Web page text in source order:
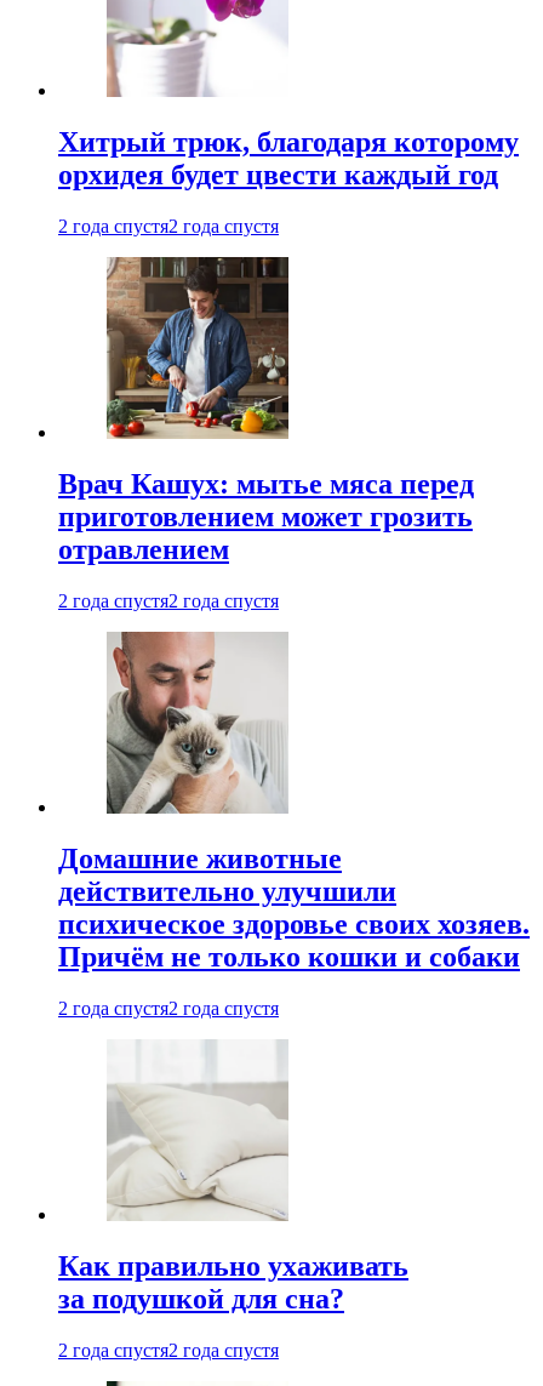
Хитрый трюк, благодаря которому
орхидея будет цвести каждый год
2 года спустя2 года спустя
Врач Кашух: мытье мяса перед
приготовлением может грозить
отравлением
2 года спустя2 года спустя
Домашние животные
действительно улучшили
психическое здоровье своих хозяев.
Причём не только кошки и собаки
2 года спустя2 года спустя
Как правильно ухаживать
за подушкой для сна?
2 года спустя2 года спустя